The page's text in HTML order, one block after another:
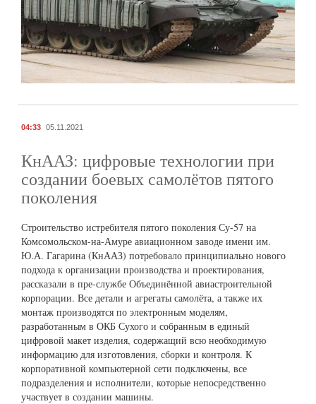
04:33 05.11.2021
КнААЗ: цифровые технологии при
создании боевых самолётов пятого
поколения
Строительство истребителя пятого поколения Су-57 на
Комсомольском-на-Амуре авиационном заводе имени им.
Ю.А. Гагарина (КнААЗ) потребовало принципиально нового
подхода к организации производства и проектирования,
рассказали в пре-службе Объединённой авиастроительной
корпорации. Все детали и агрегаты самолёта, а также их
монтаж производятся по электронным моделям,
разработанным в ОКБ Сухого и собранным в единый
цифровой макет изделия, содержащий всю необходимую
информацию для изготовления, сборки и контроля. К
корпоративной компьютерной сети подключены, все
подразделения и исполнители, которые непосредственно
участвует в создании машины.